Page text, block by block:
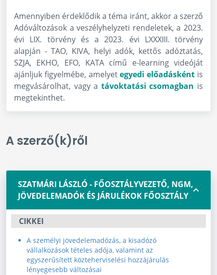
Amennyiben érdeklődik a téma iránt, akkor a szerző
Adóváltozások a veszélyhelyzeti rendeletek, a 2023.
évi LIX. törvény és a 2023. évi LXXXIII. törvény
alapján - TAO, KIVA, helyi adók, kettős adóztatás,
SZJA, EKHO, EFO, KATA című e-learning videóját
ajánljuk figyelmébe, amelyetegyedi előadásként is
megvásárolhat, vagy a távoktatási csomagban is
megtekinthet.
A szerző(k)ről
SZATMÁRI LÁSZLÓ - FŐOSZTÁLYVEZETŐ, NGM,
JÖVEDELEMADÓK ÉS JÁRULÉKOK FŐOSZTÁLY
CIKKEI
A személyi jövedelemadózás, a kisadózó
vállalkozások tételes adója, valamint az
egyszerűsített közteherviselési hozzájárulás
lényegesebb változásai